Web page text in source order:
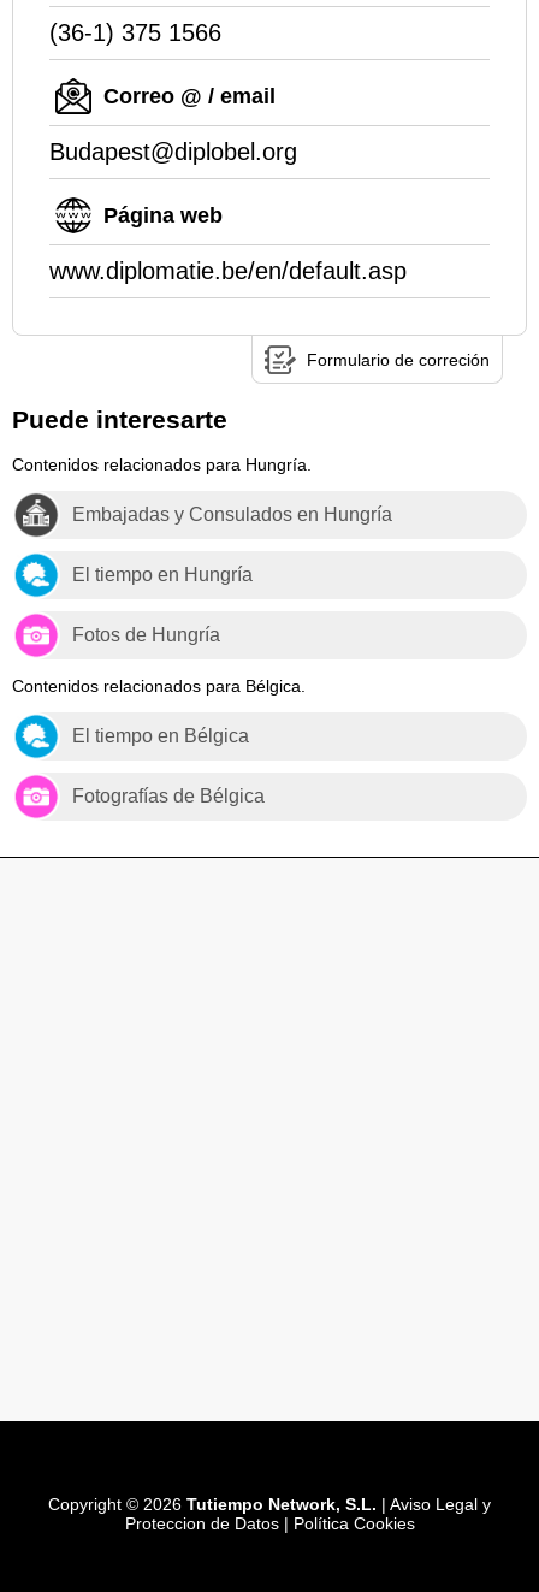
(36-1) 375 1566
Correo @ / email
Budapest@diplobel.org
Página web
www.diplomatie.be/en/default.asp
Formulario de correción
Puede interesarte
Contenidos relacionados para Hungría.
Embajadas y Consulados en Hungría
El tiempo en Hungría
Fotos de Hungría
Contenidos relacionados para Bélgica.
El tiempo en Bélgica
Fotografías de Bélgica
Copyright © 2026 Tutiempo Network, S.L. | Aviso Legal y
Proteccion de Datos| Política Cookies